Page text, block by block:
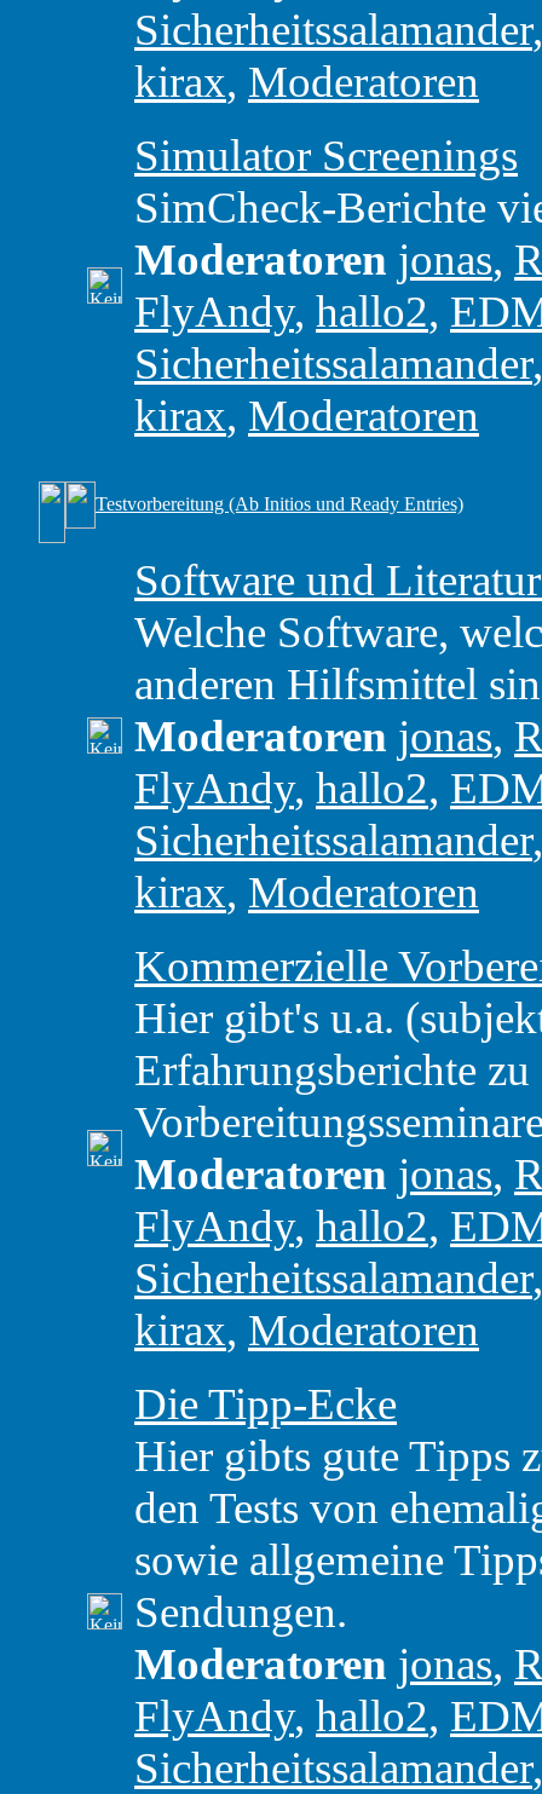
Sicherheitssalamander
kirax, Moderatoren
Simulator Screenings
SimCheck-Berichte
Moderatoren jonas,
FlyAndy, hallo2,
Sicherheitssalamander
kirax, Moderatoren
Testvorbereitung (Ab Initios und Ready Entries)
Software und
Welche Software,
anderen Hilfsmittel
Moderatoren jonas,
FlyAndy, hallo2,
Sicherheitssalamander
kirax, Moderatoren
Kommerzielle
Hier gibt's u.a.
Erfahrungsberichte
Moderatoren jonas,
FlyAndy, hallo2,
Sicherheitssalamander
kirax, Moderatoren
Die Tipp-Ecke
Hier gibts gute Tipps
den Tests von
sowie allgemeine
Sendungen.
Moderatoren jonas,
FlyAndy, hallo2,
Sicherheitssalamander